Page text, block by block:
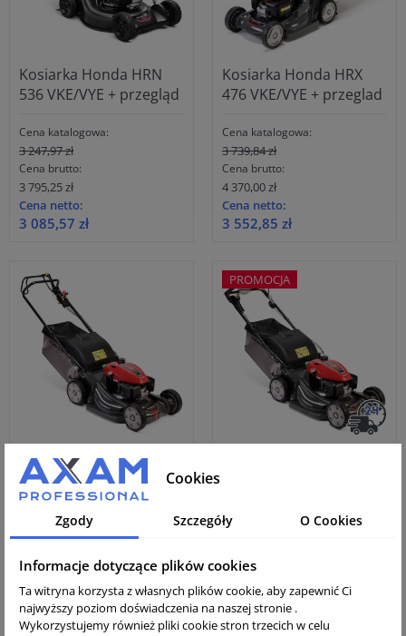
Kosiarka Honda HRN
536 VKE/VYE + przegląd
Cena katalogowa:
3 247,97 zł
Cena brutto:
3 795,25 zł
Cena netto:
3 085,57 zł
Kosiarka Honda HRX
476 VKE/VYE + przeglad
Cena katalogowa:
3 739,84 zł
Cena brutto:
4 370,00 zł
Cena netto:
3 552,85 zł
Kosiarka Honda HRX
476 HYE + przeglad
5 545,00 zł
Cena netto:
4 508,13 zł
Cena katalogowa:
4 056,91 zł
4 740,50 zł
Cena netto:
3 854,07 zł
PROMOCJA
Cookies
Zgody Szczegóły O Cookies
Informacje dotyczące plików cookies
Ta witryna korzysta z własnych plików cookie, aby zapewnić Ci
najwyższy poziom doświadczenia na naszej stronie .
Wykorzystujemy również pliki cookie stron trzecich w celu